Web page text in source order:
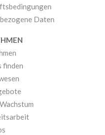
Daten
finden